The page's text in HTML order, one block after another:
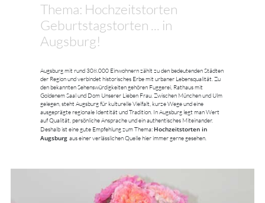
Thema: Hochzeitstorten
Geburtstagstorten ... in
Augsburg!
Augsburg mit rund 308.000 Einwohnern zählt zu den bedeutenden Städten
der Region und verbindet historisches Erbe mit urbaner Lebensqualität. Zu
den bekannten Sehenswürdigkeiten gehören Fuggerei, Rathaus mit
Goldenem Saal und Dom Unserer Lieben Frau. Zwischen München und Ulm
gelegen, steht Augsburg für kulturelle Vielfalt, kurze Wege und eine
ausgeprägte regionale Identität und Tradition. In Augsburg legt man Wert
auf Qualität, persönliche Ansprache und ein authentisches Miteinander.
Deshalb ist eine gute Empfehlung zum Thema: Hochzeitstorten in
Augsburg aus einer verlässlichen Quelle hier immer gerne gesehen.